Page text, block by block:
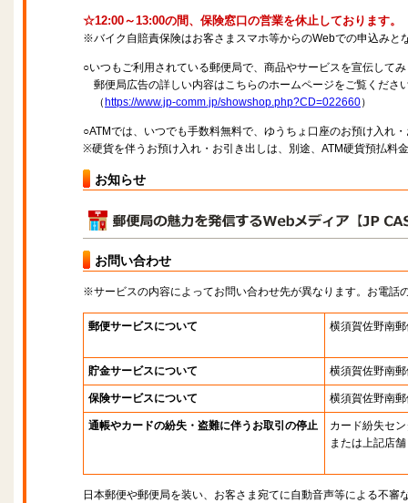
☆12:00～13:00の間、保険窓口の営業を休止しております。
※バイク自賠責保険はお客さまスマホ等からのWebでの申込みと
○いつもご利用されている郵便局で、商品やサービスを宣伝して
郵便局広告の詳しい内容はこちらのホームページをご覧くださ
（ https://www.jp-comm.jp/showshop.php?CD=022660）
○ATMでは、いつでも手数料無料で、ゆうちょ口座のお預け入れ
※硬貨を伴うお預け入れ・お引き出しは、別途、ATM硬貨預払料
お知らせ
お問い合わせ
※サービスの内容によってお問い合わせ先が異なります。お電話
郵便サービスについて 横須賀佐野南
貯金サービスについて 横須賀佐野南
保険サービスについて 横須賀佐野南
通帳やカードの紛失・盗難に伴うお取引の停止
カード紛失セ
または上記店舗
日本郵便や郵便局を装い、お客さま宛てに自動音声等による不審